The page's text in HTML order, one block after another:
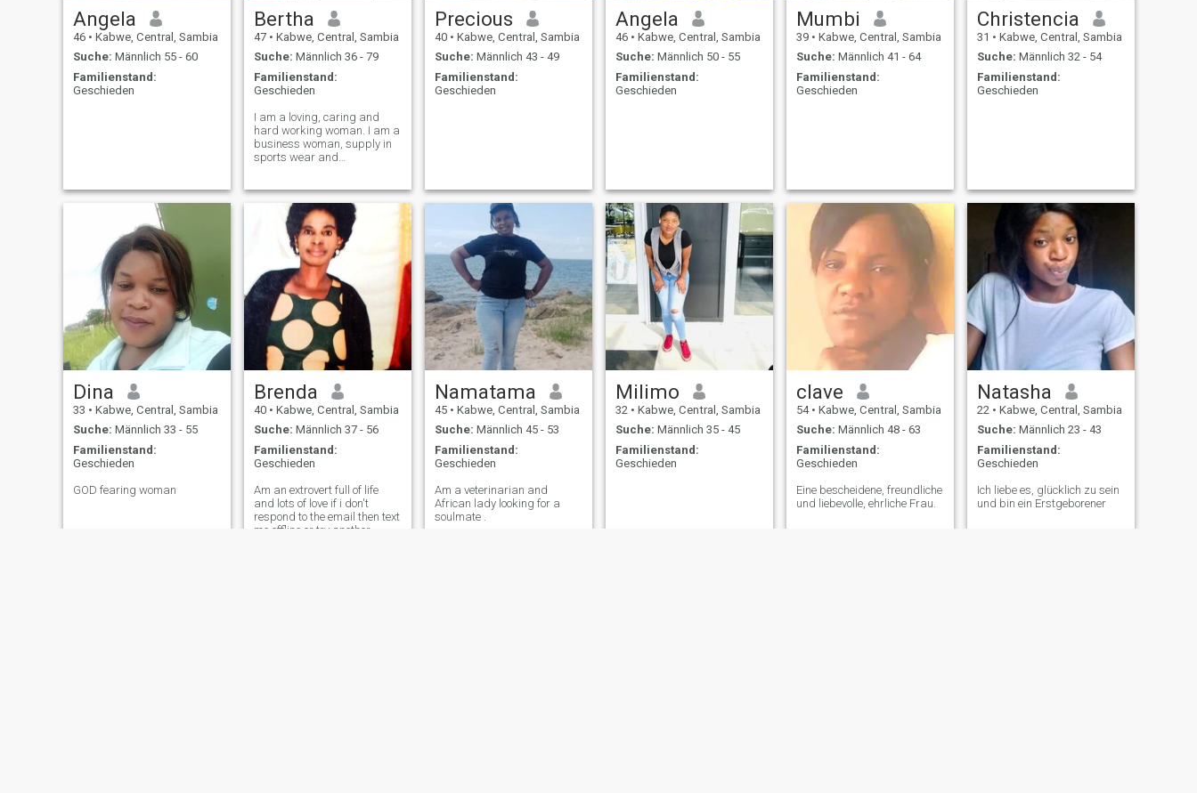
Angela
46 • Kabwe, Central, Sambia
Suche: Männlich 55 - 60
Familienstand:
Geschieden
Bertha
47 • Kabwe, Central, Sambia
Suche: Männlich 36 - 79
Familienstand:
Geschieden
I am a loving, caring and
hard working woman. I am a
business woman, supply in
sports wear and
Precious
40 • Kabwe, Central, Sambia
Suche: Männlich 43 - 49
Familienstand:
Geschieden
Angela
46 • Kabwe, Central, Sambia
Suche: Männlich 50 - 55
Familienstand:
Geschieden
Mumbi
39 • Kabwe, Central, Sambia
Suche: Männlich 41 - 64
Familienstand:
Geschieden
Christencia
31 • Kabwe, Central, Sambia
Suche: Männlich 32 - 54
Familienstand:
Geschieden
Dina
33 • Kabwe, Central, Sambia
Suche: Männlich 33 - 55
Familienstand:
Geschieden
GOD fearing woman
Brenda
40 • Kabwe, Central, Sambia
Suche: Männlich 37 - 56
Familienstand:
Geschieden
Am an extrovert full of life
and lots of love if i don't
respond to the email then text
me offline or try another
Namatama
45 • Kabwe, Central, Sambia
Suche: Männlich 45 - 53
Familienstand:
Geschieden
Am a veterinarian and
African lady looking for a
soulmate .
Milimo
32 • Kabwe, Central, Sambia
Suche: Männlich 35 - 45
Familienstand:
Geschieden
clave
54 • Kabwe, Central, Sambia
Suche: Männlich 48 - 63
Familienstand:
Geschieden
Eine bescheidene, freundliche
und liebevolle, ehrliche Frau.
Natasha
22 • Kabwe, Central, Sambia
Suche: Männlich 23 - 43
Familienstand:
Geschieden
Ich liebe es, glücklich zu sein
und bin ein Erstgeborener